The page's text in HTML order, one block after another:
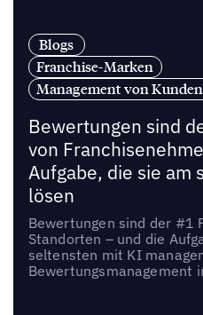
Blogs
Franchise-Marken
Management von
Bewertungen sind
von
Aufgabe, die sie am
lösen
Bewertungen sind der #1
Standorten – und die
seltensten mit KI
Bewertungsmanagement